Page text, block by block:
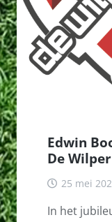
Edwin
De
25 mei
In het